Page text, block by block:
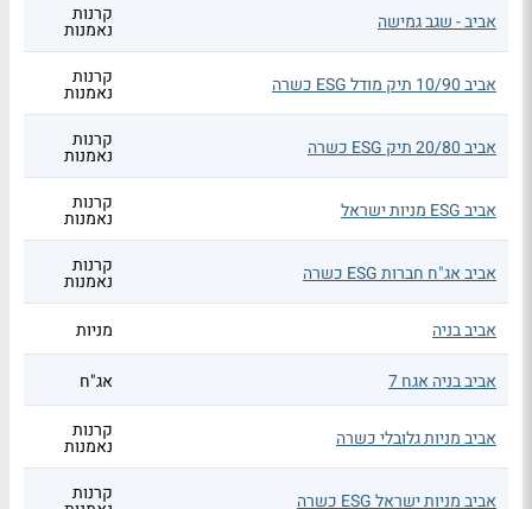
אביב - שגב גמישה קרנות
נאמנות
אביב 10/90 תיק מודל ESG כשרה קרנות
נאמנות
אביב 20/80 תיק ESG כשרה קרנות
נאמנות
אביב ESG מניות ישראל קרנות
נאמנות
אביב אג"ח חברות ESG כשרה קרנות
נאמנות
אביב בניה
מניות
אביב בניה אגח 7 אג"ח
אביב מניות גלובלי כשרה קרנות
נאמנות
אביב מניות ישראל ESG כשרה קרנות